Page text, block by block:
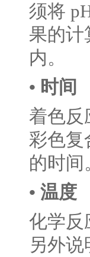
须将
果的计
内。
• 时间
着色反
彩色复
的时
• 温度
化学反
另外